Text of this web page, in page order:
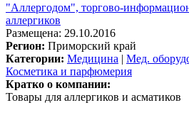
"Аллергодом", торгово-
аллергиков
Размещена: 29.10.2016
Регион: Приморский край
Категории: Медицина | Мед.
Косметика и парфюмерия
Кратко о компании:
Товары для аллергиков и асматиков